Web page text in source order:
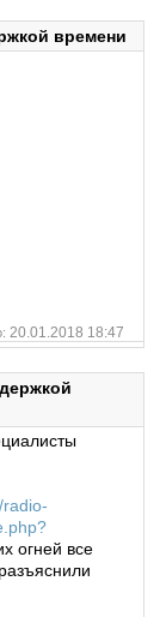
времени
20.01.2018 18:47
radio-
огней все